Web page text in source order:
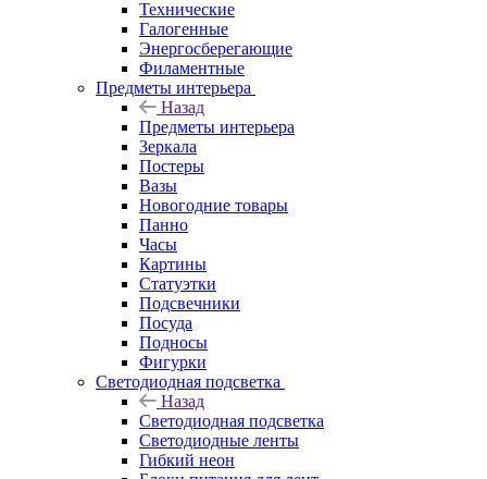
Технические
Галогенные
Энергосберегающие
Филаментные
Предметы интерьера
Назад
Предметы интерьера
Зеркала
Постеры
Вазы
Новогодние товары
Панно
Часы
Картины
Статуэтки
Подсвечники
Посуда
Подносы
Фигурки
Светодиодная подсветка
Назад
Светодиодная подсветка
Светодиодные ленты
Гибкий неон